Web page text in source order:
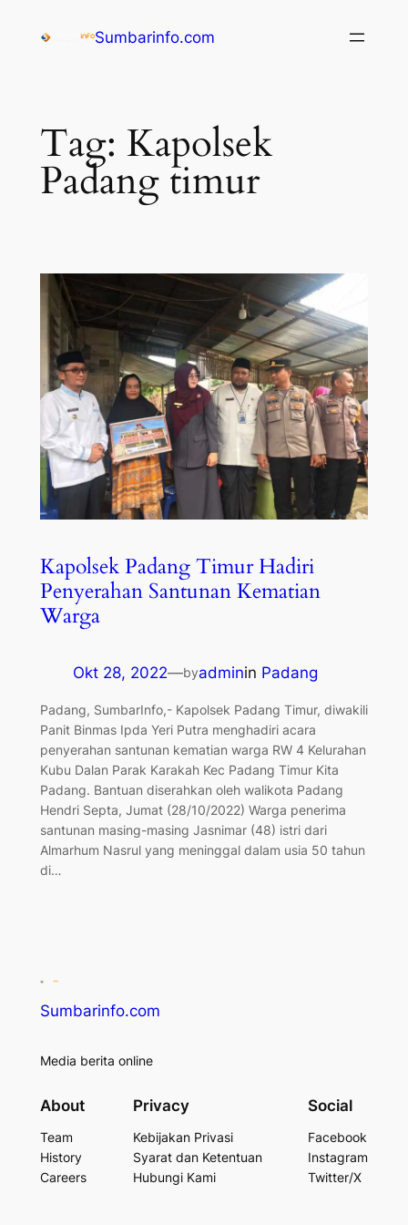
Sumbarinfo.com
Tag: Kapolsek
Padang timur
Kapolsek Padang Timur Hadiri
Penyerahan Santunan Kematian
Warga
Okt 28, 2022—byadminin Padang
Padang, SumbarInfo,- Kapolsek Padang Timur, diwakili
Panit Binmas Ipda Yeri Putra menghadiri acara
penyerahan santunan kematian warga RW 4 Kelurahan
Kubu Dalan Parak Karakah Kec Padang Timur Kita
Padang. Bantuan diserahkan oleh walikota Padang
Hendri Septa, Jumat (28/10/2022) Warga penerima
santunan masing-masing Jasnimar (48) istri dari
Almarhum Nasrul yang meninggal dalam usia 50 tahun
di…
Sumbarinfo.com
Media berita online
About
Team
History
Careers
Privacy
Kebijakan Privasi
Syarat dan Ketentuan
Hubungi Kami
Social
Facebook
Instagram
Twitter/X